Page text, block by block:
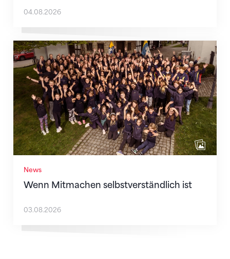
04.08.2026
News
Wenn Mitmachen selbstverständlich ist
Wenn Mitmachen selbstverständlich ist
03.08.2026